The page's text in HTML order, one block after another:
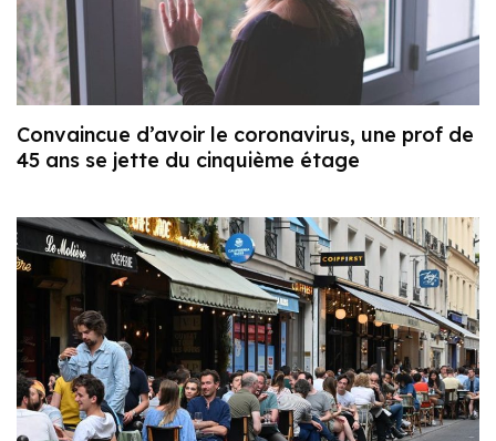
Convaincue d’avoir le coronavirus, une prof de
45 ans se jette du cinquième étage